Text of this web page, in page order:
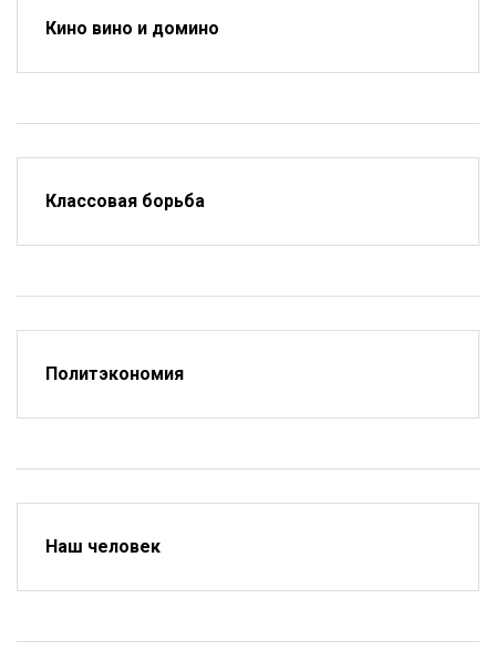
Кино вино и домино
Классовая борьба
Политэкономия
Наш человек